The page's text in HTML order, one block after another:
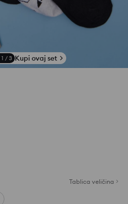
1 / 3 Kupi ovaj set
Tablica veličina